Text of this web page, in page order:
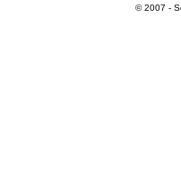
© 2007 -